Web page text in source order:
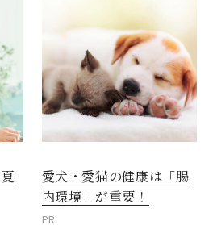
愛犬・愛猫の健康は「腸
内環境」が重要！
PR